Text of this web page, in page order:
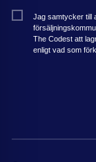
Jag samtycker till
The Codest att
enligt vad som